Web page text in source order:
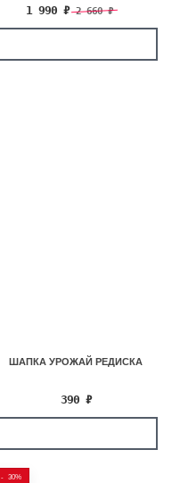
1 990 ₽ 2 660₽
ШАПКА УРОЖАЙ РЕДИСКА
390 ₽
- 30%